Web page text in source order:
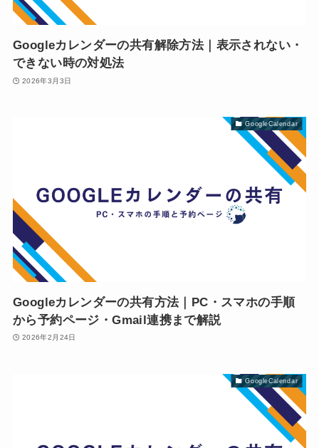
Googleカレンダーの共有解除方法｜表示されない・
できない時の対処法
2026年3月3日
GoogleCalendar
Googleカレンダーの共有方法｜PC・スマホの手順
から予約ページ・Gmail連携まで解説
2026年2月24日
GoogleCalendar